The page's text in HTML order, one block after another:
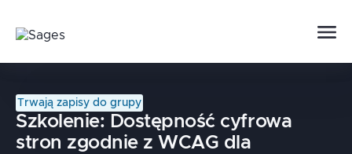
Trwają zapisy do grupy
Szkolenie: Dostępność cyfrowa
stron zgodnie z WCAG dla